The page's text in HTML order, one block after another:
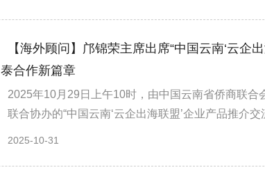
【海外顾问】邝锦荣主席出席“中国云南‘云企
泰合作新篇章
2025年10月29日上午10时，由中国云南省侨商联
联合协办的“中国云南‘云企出海联盟’企业产品推介
2025-10-31